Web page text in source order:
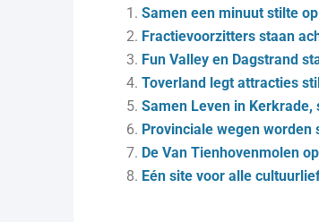
Samen een minuut stilte
Fractievoorzitters staan
Fun Valley en Dagstrand
Toverland legt attracties
Samen Leven in
Pro­vin­ci­a­le we­gen wor­den
De Van Tienhovenmolen
Eén site voor alle